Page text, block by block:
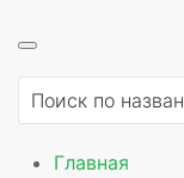
Главная